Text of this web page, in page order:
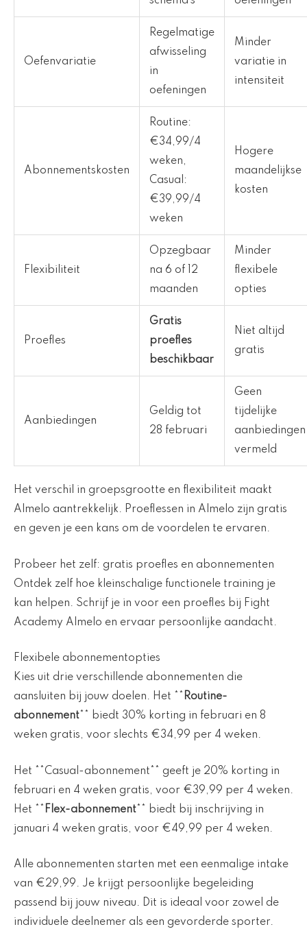
Oefenvariatie
Regelmatige
afwisseling
in
oefeningen
Minder
variatie in
intensiteit
Abonnementskosten
Routine:
€34,99/4
weken,
Casual:
€39,99/4
weken
Hogere
maandelijkse
kosten
Flexibiliteit
Opzegbaar
na 6 of 12
maanden
Minder
flexibele
opties
Proefles
Gratis
proefles
beschikbaar
Niet altijd
gratis
Aanbiedingen
Geldig tot
28 februari
Geen
tijdelijke
aanbiedingen
vermeld
Het verschil in groepsgrootte en flexibiliteit maakt
Almelo aantrekkelijk. Proeflessen in Almelo zijn gratis
en geven je een kans om de voordelen te ervaren.
Probeer het zelf: gratis proefles en abonnementen
Ontdek zelf hoe kleinschalige functionele training je
kan helpen. Schrijf je in voor een proefles bij Fight
Academy Almelo en ervaar persoonlijke aandacht.
Flexibele abonnementopties
Kies uit drie verschillende abonnementen die
aansluiten bij jouw doelen. Het ** Routine-
abonnement ** biedt 30% korting in februari en 8
weken gratis, voor slechts €34,99 per 4 weken.
Het **Casual-abonnement** geeft je 20% korting in
februari en 4 weken gratis, voor €39,99 per 4 weken.
Het **
Flex-abonnement ** biedt bij inschrijving in
januari 4 weken gratis, voor €49,99 per 4 weken.
Alle abonnementen starten met een eenmalige intake
van €29,99. Je krijgt persoonlijke begeleiding
passend bij jouw niveau. Dit is ideaal voor zowel de
individuele deelnemer als een gevorderde sporter.